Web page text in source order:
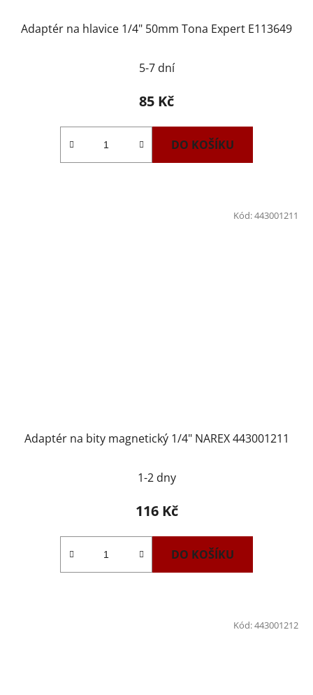
Adaptér na hlavice 1/4" 50mm Tona Expert E113649
5-7 dní
85 Kč
DO KOŠÍKU
Adaptér na bity magnetický 1/4" NAREX 443001211
1-2 dny
116 Kč
DO KOŠÍKU
Kód:443001211
Kód:443001212